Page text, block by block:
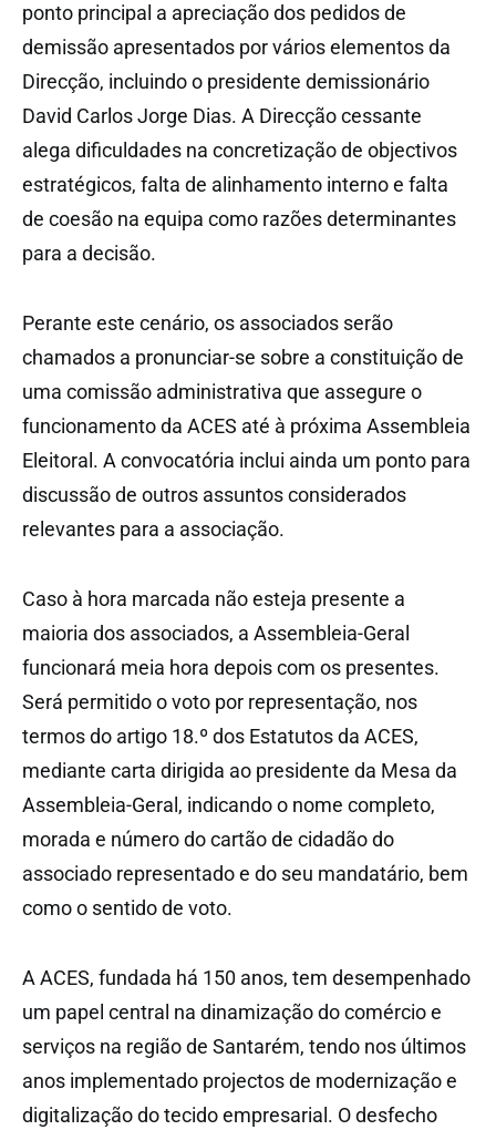
ponto principal a apreciação dos pedidos de
demissão apresentados por vários elementos da
Direcção, incluindo o presidente demissionário
David Carlos Jorge Dias. A Direcção cessante
alega dificuldades na concretização de objectivos
estratégicos, falta de alinhamento interno e falta
de coesão na equipa como razões determinantes
para a decisão.
Perante este cenário, os associados serão
chamados a pronunciar-se sobre a constituição de
uma comissão administrativa que assegure o
funcionamento da ACES até à próxima Assembleia
Eleitoral. A convocatória inclui ainda um ponto para
discussão de outros assuntos considerados
relevantes para a associação.
Caso à hora marcada não esteja presente a
maioria dos associados, a Assembleia-Geral
funcionará meia hora depois com os presentes.
Será permitido o voto por representação, nos
termos do artigo 18.º dos Estatutos da ACES,
mediante carta dirigida ao presidente da Mesa da
Assembleia-Geral, indicando o nome completo,
morada e número do cartão de cidadão do
associado representado e do seu mandatário, bem
como o sentido de voto.
A ACES, fundada há 150 anos, tem desempenhado
um papel central na dinamização do comércio e
serviços na região de Santarém, tendo nos últimos
anos implementado projectos de modernização e
digitalização do tecido empresarial. O desfecho